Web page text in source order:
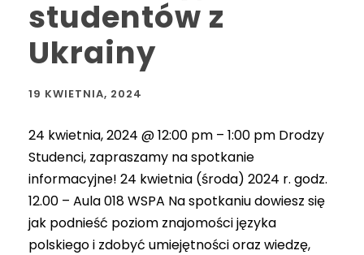
studentów z
Ukrainy
19 KWIETNIA, 2024
24 kwietnia, 2024 @ 12:00 pm – 1:00 pm Drodzy
Studenci, zapraszamy na spotkanie
informacyjne! 24 kwietnia (środa) 2024 r. godz.
12.00 – Aula 018 WSPA Na spotkaniu dowiesz się
jak podnieść poziom znajomości języka
polskiego i zdobyć umiejętności oraz wiedzę,